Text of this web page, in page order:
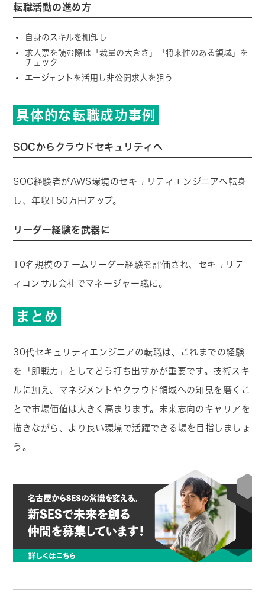
転職活動の進め方
自身のスキルを棚卸し
求人票を読む際は「裁量の大きさ」「将来性のある領域」を
チェック
エージェントを活用し非公開求人を狙う
具体的な転職成功事例
SOCからクラウドセキュリティへ
SOC経験者がAWS環境のセキュリティエンジニアへ転身
し、年収150万円アップ。
リーダー経験を武器に
10名規模のチームリーダー経験を評価され、セキュリテ
ィコンサル会社でマネージャー職に。
まとめ
30代セキュリティエンジニアの転職は、これまでの経験
を「即戦力」としてどう打ち出すかが重要です。技術スキ
ルに加え、マネジメントやクラウド領域への知見を磨くこ
とで市場価値は大きく高まります。未来志向のキャリアを
描きながら、より良い環境で活躍できる場を目指しましょ
う。